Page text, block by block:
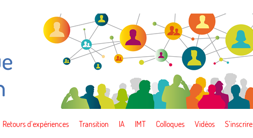
Retours d’expériences Transition IA IMT Colloques Vidéos S’inscrire